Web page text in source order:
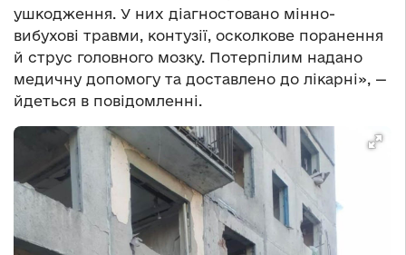
ушкодження. У них діагностовано мінно-
вибухові травми, контузії, осколкове поранення
й струс головного мозку. Потерпілим надано
медичну допомогу та доставлено до лікарні», —
йдеться в повідомленні.